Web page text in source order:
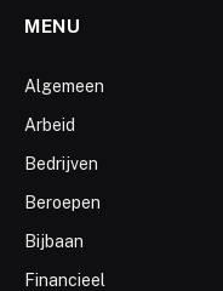
MENU
Algemeen
Arbeid
Bedrijven
Beroepen
Bijbaan
Financieel